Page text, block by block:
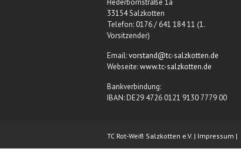
Hederbornstraße 1a
33154 Salzkotten
Telefon: 0176 / 641 184 11 (1.
Vorsitzender)
Email:vorstand@tc-salzkotten.de
Webseite:www.tc-salzkotten.de
Bankverbindung:
IBAN: DE29 4726 0121 9130 7779 00
TC Rot-Weiß Salzkotten e.V. | Impressum |